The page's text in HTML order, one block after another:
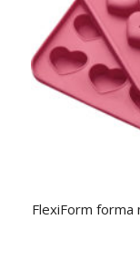
FlexiForm forma